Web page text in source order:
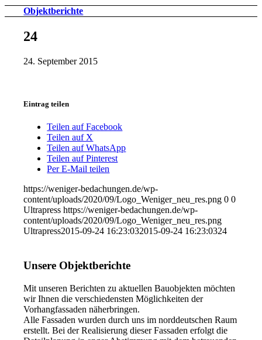
Objektberichte
24
24. September 2015
Eintrag teilen
Teilen auf Facebook
Teilen auf X
Teilen auf WhatsApp
Teilen auf Pinterest
Per E-Mail teilen
https://weniger-bedachungen.de/wp-
content/uploads/2020/09/Logo_Weniger_neu_res.png 0 0
Ultrapress https://weniger-bedachungen.de/wp-
content/uploads/2020/09/Logo_Weniger_neu_res.png
Ultrapress2015-09-24 16:23:032015-09-24 16:23:0324
Unsere Objektberichte
Mit unseren Berichten zu aktuellen Bauobjekten möchten
wir Ihnen die verschiedensten Möglichkeiten der
Vorhangfassaden näherbringen.
Alle Fassaden wurden durch uns im norddeutschen Raum
erstellt. Bei der Realisierung dieser Fassaden erfolgt die